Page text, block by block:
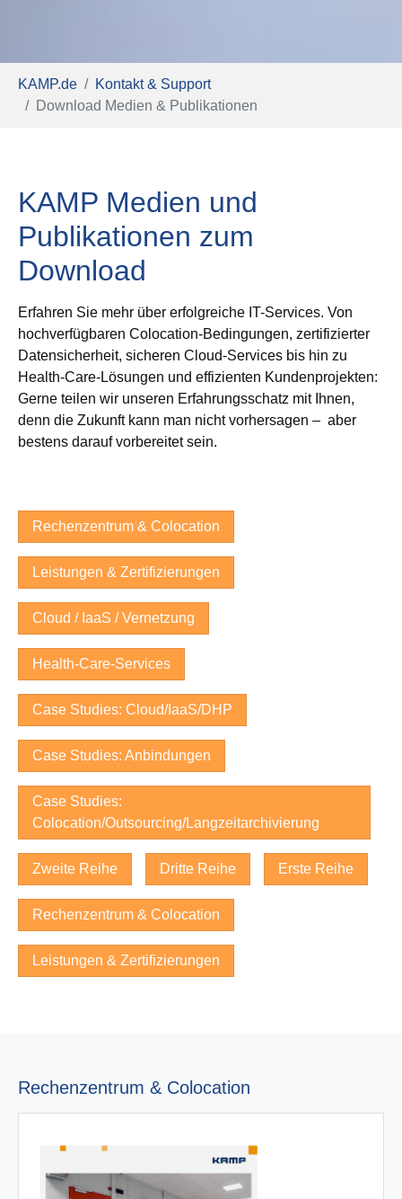
KAMP.de
Kontakt & Support
Download Medien & Publikationen
KAMP Medien und
Publikationen zum
Download
Erfahren Sie mehr über erfolgreiche IT-Services. Von
hochverfügbaren Colocation-Bedingungen, zertifizierter
Datensicherheit, sicheren Cloud-Services bis hin zu
Health-Care-Lösungen und effizienten Kundenprojekten:
Gerne teilen wir unseren Erfahrungsschatz mit Ihnen,
denn die Zukunft kann man nicht vorhersagen – aber
bestens darauf vorbereitet sein.
Rechenzentrum & Colocation
Leistungen & Zertifizierungen
Cloud / IaaS / Vernetzung
Health-Care-Services
Case Studies: Cloud/IaaS/DHP
Case Studies: Anbindungen
Case Studies:
Colocation/Outsourcing/Langzeitarchivierung
Zweite Reihe Dritte Reihe Erste Reihe
Rechenzentrum & Colocation
Leistungen & Zertifizierungen
Rechenzentrum & Colocation